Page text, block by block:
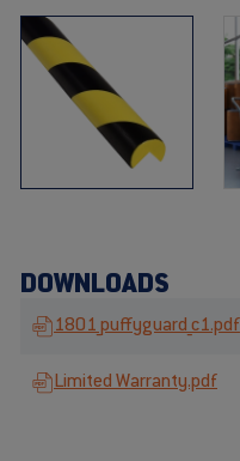
DOWNLOADS
1801_puffyguard_c1.pdf
Limited Warranty.pdf